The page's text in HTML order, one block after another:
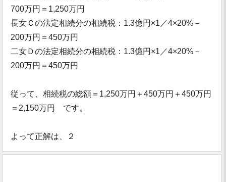
700万円＝1,250万円
長女Ｃの法定相続分の相続税：1.3億円×1／4×20%－
200万円＝450万円
二女Ｄの法定相続分の相続税：1.3億円×1／4×20%－
200万円＝450万円
従って、相続税の総額＝1,250万円＋450万円＋450万円
＝2,150万円 です。
よって正解は、２